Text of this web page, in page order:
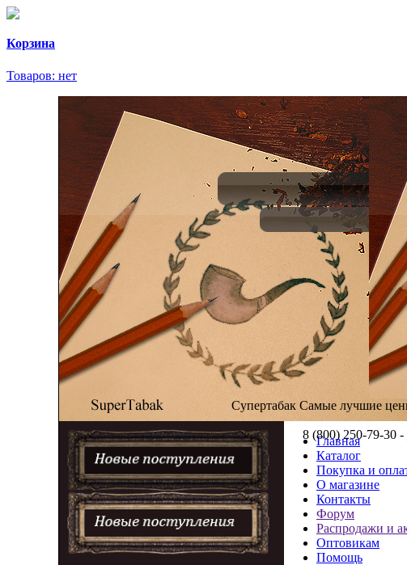
Корзина
Товаров: нет
Супертабак Самые лучшие
8 (800) 250-79-30
Главная
Каталог
Покупка и
О магазине
Контакты
Форум
Распродажи и
Оптовикам
Помощь